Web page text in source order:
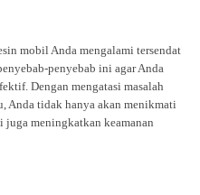
mobil Anda mengalami tersendat
penyebab ini agar Anda
Dengan mengatasi masalah
Anda tidak hanya akan menikmati
juga meningkatkan keamanan